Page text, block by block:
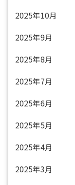
2025年10月
2025年9月
2025年8月
2025年7月
2025年6月
2025年5月
2025年4月
2025年3月